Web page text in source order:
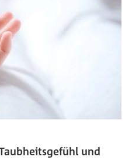
und